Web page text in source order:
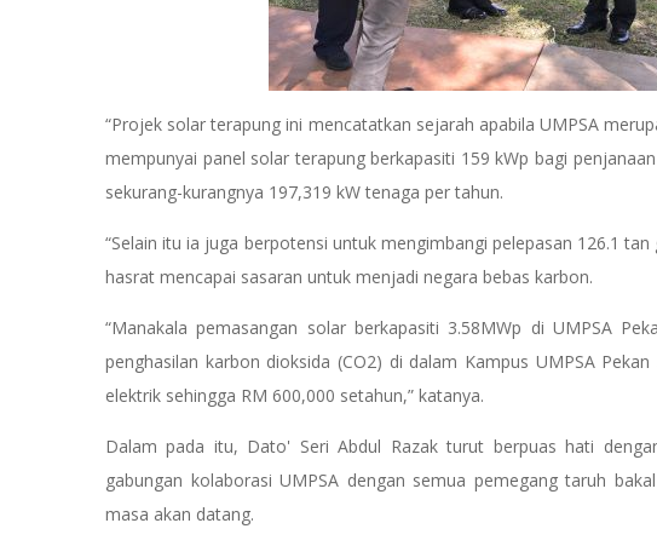
“Projek solar terapung ini mencatatkan sejarah apabila UMPSA
mempunyai panel solar terapung berkapasiti 159 kWp bagi
sekurang-kurangnya 197,319 kW tenaga per tahun.
“Selain itu ia juga berpotensi untuk mengimbangi pelepasan 126.1
hasrat mencapai sasaran untuk menjadi negara bebas karbon.
“Manakala pemasangan solar berkapasiti 3.58MWp di UMPSA
penghasilan karbon dioksida (CO2) di dalam Kampus UMPSA
elektrik sehingga RM 600,000 setahun,” katanya.
Dalam pada itu, Dato' Seri Abdul Razak turut berpuas hati
gabungan kolaborasi UMPSA dengan semua pemegang taruh
masa akan datang.